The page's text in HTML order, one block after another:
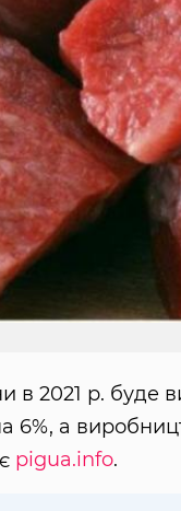
в 2021 р.
6%, а
pigua.info.